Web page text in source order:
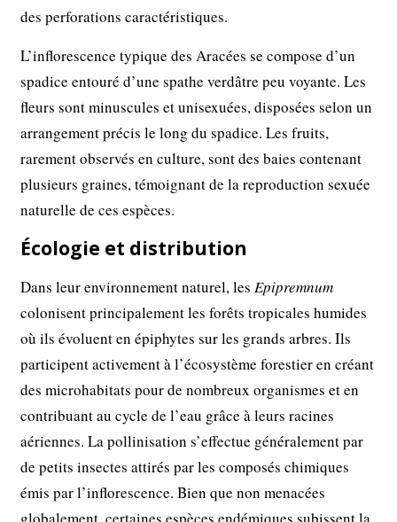
des perforations caractéristiques.
L’inflorescence typique des Aracées se compose d’un
spadice entouré d’une spathe verdâtre peu voyante. Les
fleurs sont minuscules et unisexuées, disposées selon un
arrangement précis le long du spadice. Les fruits,
rarement observés en culture, sont des baies contenant
plusieurs graines, témoignant de la reproduction sexuée
naturelle de ces espèces.
Écologie et distribution
Dans leur environnement naturel, lesEpipremnum
colonisent principalement les forêts tropicales humides
où ils évoluent en épiphytes sur les grands arbres. Ils
participent activement à l’écosystème forestier en créant
des microhabitats pour de nombreux organismes et en
contribuant au cycle de l’eau grâce à leurs racines
aériennes. La pollinisation s’effectue généralement par
de petits insectes attirés par les composés chimiques
émis par l’inflorescence. Bien que non menacées